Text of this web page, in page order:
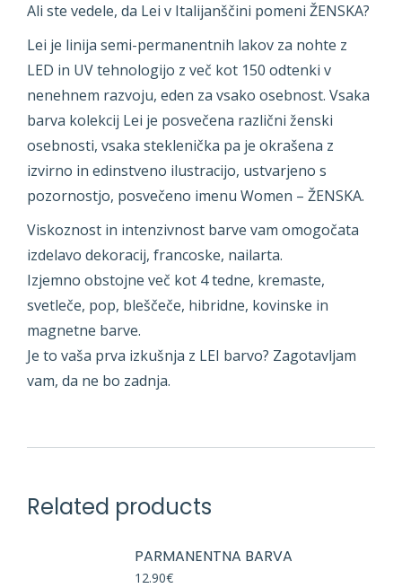
Ali ste vedele, da Lei v Italijanščini pomeni ŽENSKA?
Lei je linija semi-permanentnih lakov za nohte z
LED in UV tehnologijo z več kot 150 odtenki v
nenehnem razvoju, eden za vsako osebnost. Vsaka
barva kolekcij Lei je posvečena različni ženski
osebnosti, vsaka steklenička pa je okrašena z
izvirno in edinstveno ilustracijo, ustvarjeno s
pozornostjo, posvečeno imenu Women – ŽENSKA.
Viskoznost in intenzivnost barve vam omogočata
izdelavo dekoracij, francoske, nailarta.
Izjemno obstojne več kot 4 tedne, kremaste,
svetleče, pop, bleščeče, hibridne, kovinske in
magnetne barve.
Je to vaša prva izkušnja z LEI barvo? Zagotavljam
vam, da ne bo zadnja.
Related products
PARMANENTNA BARVA
12.90€